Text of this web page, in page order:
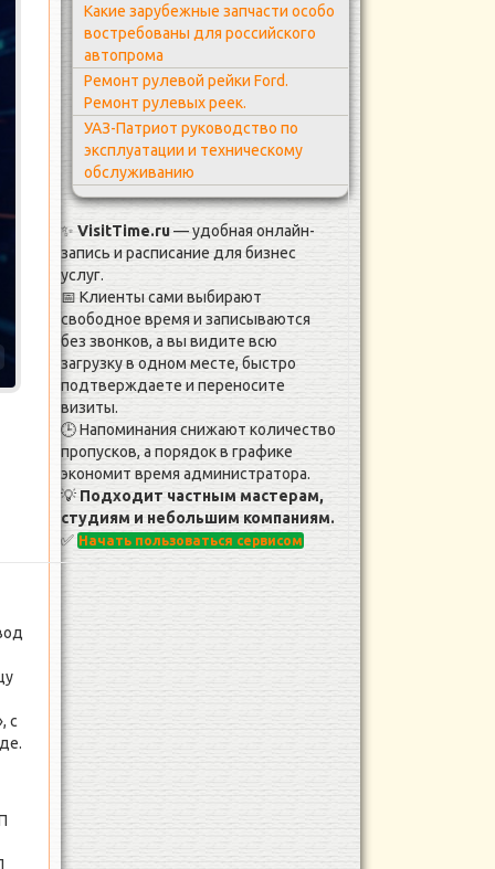
с
Какие зарубежные запчасти особо
востребованы для российского
автопрома
Ремонт рулевой рейки Ford.
Ремонт рулевых реек.
УАЗ-Патриот руководство по
эксплуатации и техническому
обслуживанию
✨ VisitTime.ru— удобная онлайн-
запись и расписание для бизнес
услуг.
📅 Клиенты сами выбирают
свободное время и записываются
без звонков, а вы видите всю
загрузку в одном месте, быстро
подтверждаете и переносите
визиты.
🕒 Напоминания снижают количество
пропусков, а порядок в графике
экономит время администратора.
💡 Подходит частным мастерам,
студиям и небольшим компаниям.
✅ Начать пользоваться сервисом